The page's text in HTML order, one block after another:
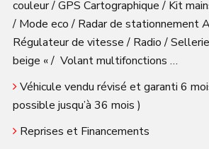
couleur / GPS Cartographique / Kit
/ Mode eco / Radar de stationnement
Régulateur de vitesse / Radio /
beige « / Volant multifonctions …
Véhicule vendu révisé et garanti 6
possible jusqu’à 36 mois )
Reprises et Financements